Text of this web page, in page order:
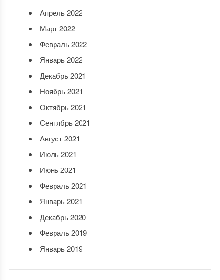
Апрель 2022
Март 2022
Февраль 2022
Январь 2022
Декабрь 2021
Ноябрь 2021
Октябрь 2021
Сентябрь 2021
Август 2021
Июль 2021
Июнь 2021
Февраль 2021
Январь 2021
Декабрь 2020
Февраль 2019
Январь 2019